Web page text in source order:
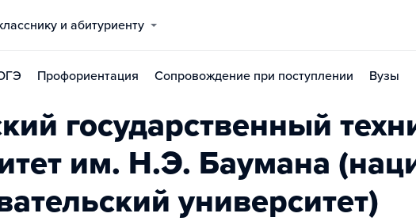
и абитуриенту
Профориентация Сопровождение при поступлении Вузы
государственный
им. Н.Э. Баумана
университет)